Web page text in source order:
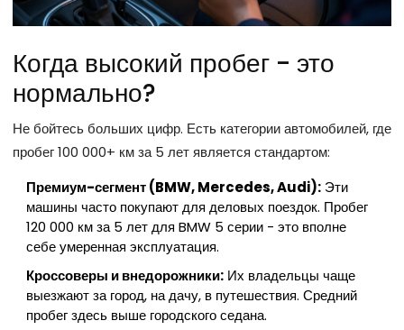
Когда высокий пробег - это
нормально?
Не бойтесь больших цифр. Есть категории автомобилей, где
пробег 100 000+ км за 5 лет является стандартом:
Премиум-сегмент (BMW, Mercedes, Audi): Эти
машины часто покупают для деловых поездок. Пробег
120 000 км за 5 лет для BMW 5 серии - это вполне
себе умеренная эксплуатация.
Кроссоверы и внедорожники: Их владельцы чаще
выезжают за город, на дачу, в путешествия. Средний
пробег здесь выше городского седана.